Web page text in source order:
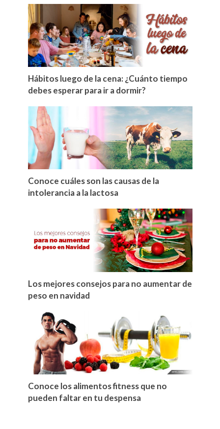
Hábitos luego de la cena: ¿Cuánto tiempo
debes esperar para ir a dormir?
Conoce cuáles son las causas de la
intolerancia a la lactosa
Los mejores consejos para no aumentar de
peso en navidad
Conoce los alimentos fitness que no
pueden faltar en tu despensa